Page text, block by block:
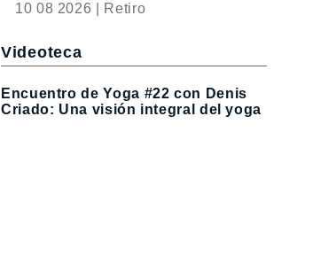
10 08 2026 | Retiro
Videoteca
Encuentro de Yoga #22 con Denis
Criado: Una visión integral del yoga